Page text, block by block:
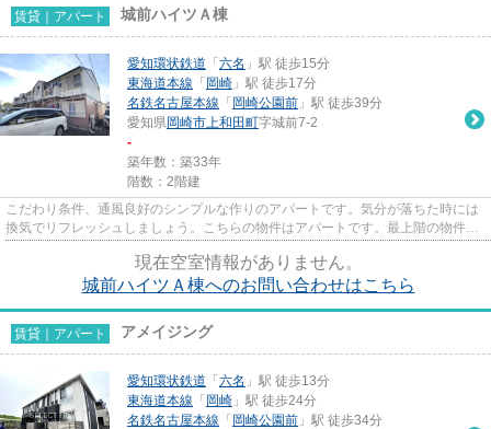
賃貸｜アパート 城前ハイツＡ棟
愛知環状鉄道 「 六名 」駅 徒歩15分
東海道本線 「 岡崎 」駅 徒歩17分
名鉄名古屋本線 「 岡崎公園前 」駅 徒歩39分
愛知県岡崎市上和田町字城前7-2
-
築年数：築33年
階数：2階建
こだわり条件、通風良好のシンプルな作りのアパートです。気分が落ちた時には
換気でリフレッシュしましょう。こちらの物件はアパートです。最上階の物件で
現在空室情報がありません。
城前ハイツＡ棟へのお問い合わせはこちら
賃貸｜アパート アメイジング
愛知環状鉄道 「 六名 」駅 徒歩13分
東海道本線 「 岡崎 」駅 徒歩24分
名鉄名古屋本線 「 岡崎公園前 」駅 徒歩34分